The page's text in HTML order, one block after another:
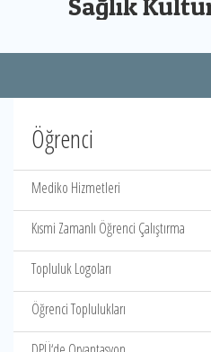
Sağlık
Öğrenci
Mediko Hizmetleri
Kısmi Zamanlı Öğrenci Çalıştırma
Topluluk Logoları
Öğrenci Toplulukları